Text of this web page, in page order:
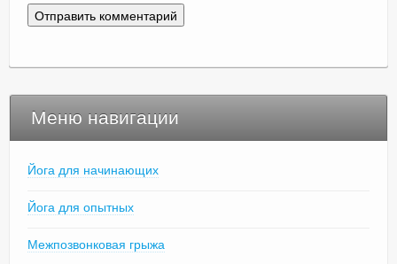
Меню навигации
Йога для начинающих
Йога для опытных
Межпозвонковая грыжа